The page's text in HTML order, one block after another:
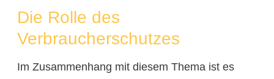
Die Rolle des
Verbraucherschutzes
Im Zusammenhang mit diesem Thema ist es